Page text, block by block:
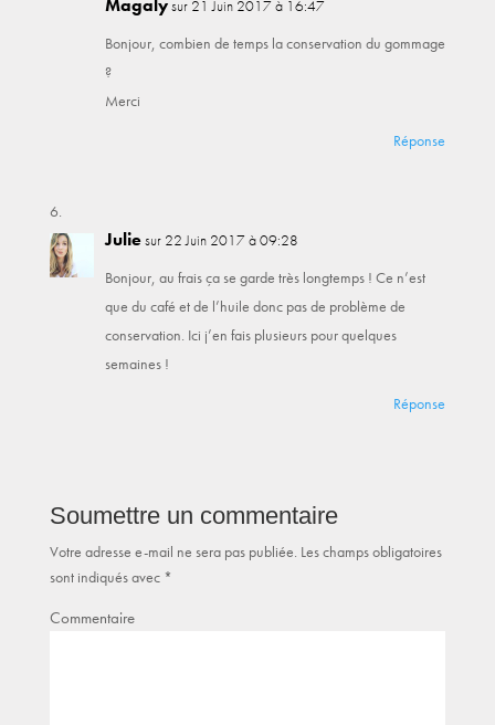
sur 21 Juin 2017 à 16:47
Bonjour, combien de temps la conservation du gommage
?
Merci
Réponse
Juliesur 22 Juin 2017 à 09:28
Bonjour, au frais ça se garde très longtemps ! Ce n’est
que du café et de l’huile donc pas de problème de
conservation. Ici j’en fais plusieurs pour quelques
semaines !
Réponse
Soumettre un commentaire
Votre adresse e-mail ne sera pas publiée. Les champs obligatoires
sont indiqués avec *
Commentaire